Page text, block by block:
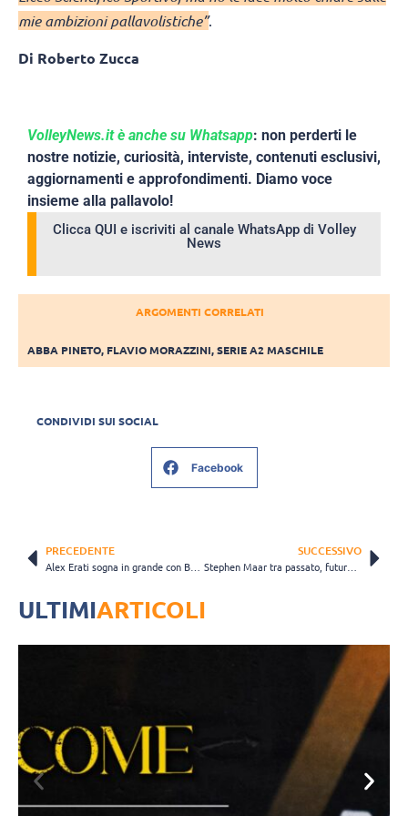
mie ambizioni pallavolistiche”.
Di Roberto Zucca
VolleyNews.it è anche su Whatsapp: non perderti le
nostre notizie, curiosità, interviste, contenuti esclusivi,
aggiornamenti e approfondimenti. Diamo voce
insieme alla pallavolo!
Clicca QUI e iscriviti al canale WhatsApp di Volley
News
ARGOMENTI CORRELATI
ABBA PINETO, FLAVIO MORAZZINI,SERIE A2 MASCHILE
CONDIVIDI SUI SOCIAL
Facebook
PRECEDENTE
Alex Erati sogna in grande con Brescia: “C’è voglia di far bene”
SUCCESSIVO
Stephen Maar tra passato, futuro, famiglia (si sposa) e Trento: “L’avversaria peggiore, ma…”
ULTIMIARTICOLI